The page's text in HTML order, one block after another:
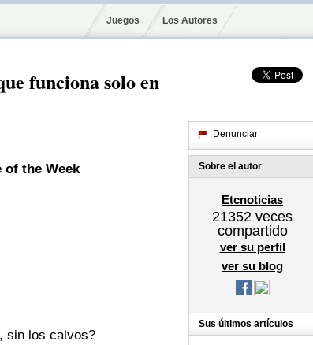
Juegos Los Autores
funciona solo en
of the Week
sin los calvos?
Denunciar
Sobre el autor
Etcnoticias
21352 veces
compartido
ver su perfil
ver su blog
Sus últimos artículos